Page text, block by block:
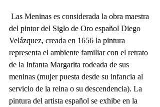
del pintor del Siglo de Oro español Diego
Velázquez, creada en 1656 la pintura
representa el ambiente familiar con el retrato
de la Infanta Margarita rodeada de sus
meninas (mujer puesta desde su infancia al
servicio de la reina o su descendencia). La
pintura del artista español se exhibe en la